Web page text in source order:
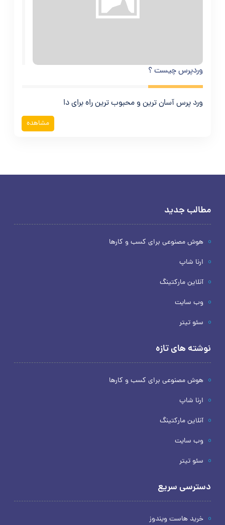
وردپرس چیست ؟
ورد پرس آسان ترین و محبوب ترین راه برای دا
مشاهده
مطالب جدید
هوش مصنوعی برای کسب و کارها
ارنا شاپ
آنلاین مارکتینگ
وب سایت
سئو تیتر
نوشته های تازه
هوش مصنوعی برای کسب و کارها
ارنا شاپ
آنلاین مارکتینگ
وب سایت
سئو تیتر
دسترسی سریع
خرید هاست ویندوز